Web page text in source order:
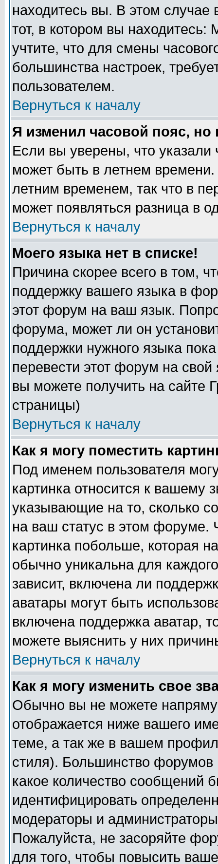
находитесь вы. В этом
тот, в котором вы
учтите, что для смены
большинства настроек,
пользователем.
Вернуться к началу
Я изменил часовой пояс,
Если вы уверены, что указали
может быть в летнем
летним временем, так что в
может появляться разница в
Вернуться к началу
Моего языка нет в списке!
Причина скорее всего в том,
поддержку вашего языка в
этот форум на ваш язык.
форума, может ли он
поддержки нужного языка
перевести этот форум на
вы можете получить на сайте
страницы)
Вернуться к началу
Как я могу поместить
Под именем пользователя
картинка относится к вашему
указывающие на то, сколько
на ваш статус в этом форуме.
картинка побольше, которая
обычно уникальна для
зависит, включена ли
аватары могут быть
включена поддержка аватар,
можете выяснить у них
Вернуться к началу
Как я могу изменить свое
Обычно вы не можете
отображается ниже вашего
теме, а так же в вашем
стиля). Большинство форумов
какое количество сообщений
идентифицировать
модераторы и
Пожалуйста, не засоряйте
для того, чтобы повысить